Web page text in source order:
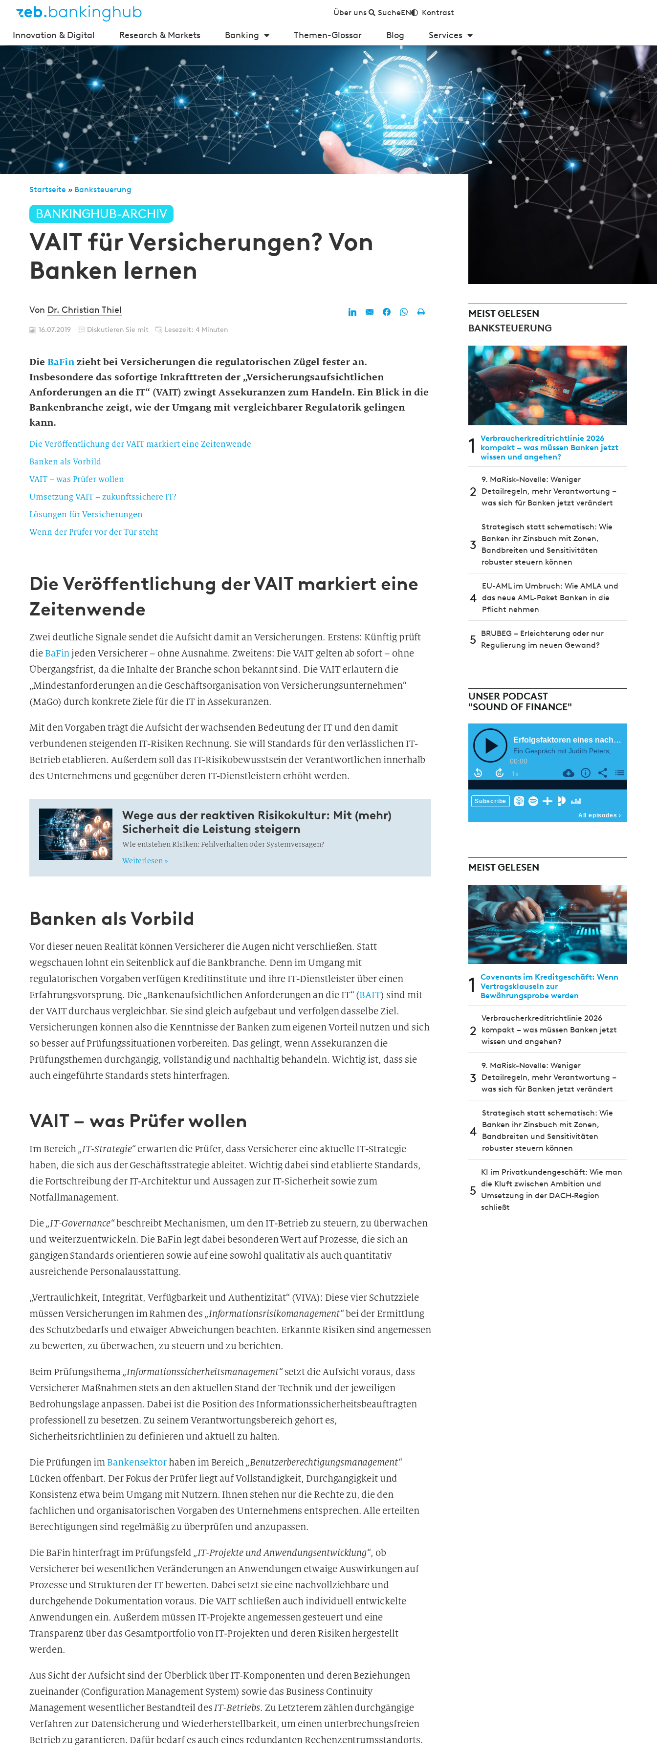
Über uns SucheEN Kontrast
Innovation & Digital Research & Markets Banking Themen-Glossar Blog Services
Startseite » Banksteuerung
BANKINGHUB-ARCHIV
VAIT für Versicherungen? Von
Banken lernen
Von Dr. Christian Thiel
16.07.2019 Diskutieren Sie mit Lesezeit: 4 Minuten
Die BaFin zieht bei Versicherungen die regulatorischen Zügel fester an.
Insbesondere das sofortige Inkrafttreten der „Versicherungsaufsichtlichen
Anforderungen an die IT“ (VAIT) zwingt Assekuranzen zum Handeln. Ein Blick in die
Bankenbranche zeigt, wie der Umgang mit vergleichbarer Regulatorik gelingen
kann.
Die Veröffentlichung der VAIT markiert eine Zeitenwende
Banken als Vorbild
VAIT – was Prüfer wollen
Umsetzung VAIT – zukunftssichere IT?
Lösungen für Versicherungen
Wenn der Prüfer vor der Tür steht
Die Veröffentlichung der VAIT markiert eine
Zeitenwende
Zwei deutliche Signale sendet die Aufsicht damit an Versicherungen. Erstens: Künftig prüft
die BaFin jeden Versicherer – ohne Ausnahme. Zweitens: Die VAIT gelten ab sofort – ohne
Übergangsfrist, da die Inhalte der Branche schon bekannt sind. Die VAIT erläutern die
„Mindestanforderungen an die Geschäftsorganisation von Versicherungsunternehmen“
(MaGo) durch konkrete Ziele für die IT in Assekuranzen.
Mit den Vorgaben trägt die Aufsicht der wachsenden Bedeutung der IT und den damit
verbundenen steigenden IT-Risiken Rechnung. Sie will Standards für den verlässlichen IT-
Betrieb etablieren. Außerdem soll das IT-Risikobewusstsein der Verantwortlichen innerhalb
des Unternehmens und gegenüber deren IT-Dienstleistern erhöht werden.
Wege aus der reaktiven Risikokultur: Mit (mehr)
Sicherheit die Leistung steigern
Wie entstehen Risiken: Fehlverhalten oder Systemversagen?
Weiterlesen »
Banken als Vorbild
Vor dieser neuen Realität können Versicherer die Augen nicht verschließen. Statt
wegschauen lohnt ein Seitenblick auf die Bankbranche. Denn im Umgang mit
regulatorischen Vorgaben verfügen Kreditinstitute und ihre IT-Dienstleister über einen
Erfahrungsvorsprung. Die „Bankenaufsichtlichen Anforderungen an die IT“ (BAIT) sind mit
der VAIT durchaus vergleichbar. Sie sind gleich aufgebaut und verfolgen dasselbe Ziel.
Versicherungen können also die Kenntnisse der Banken zum eigenen Vorteil nutzen und sich
so besser auf Prüfungssituationen vorbereiten. Das gelingt, wenn Assekuranzen die
Prüfungsthemen durchgängig, vollständig und nachhaltig behandeln. Wichtig ist, dass sie
auch eingeführte Standards stets hinterfragen.
VAIT – was Prüfer wollen
Im Bereich„IT-Strategie“erwarten die Prüfer, dass Versicherer eine aktuelle IT-Strategie
haben, die sich aus der Geschäftsstrategie ableitet. Wichtig dabei sind etablierte Standards,
die Fortschreibung der IT-Architektur und Aussagen zur IT-Sicherheit sowie zum
Notfallmanagement.
Die„IT-Governance“beschreibt Mechanismen, um den IT-Betrieb zu steuern, zu überwachen
und weiterzuentwickeln. Die BaFin legt dabei besonderen Wert auf Prozesse, die sich an
gängigen Standards orientieren sowie auf eine sowohl qualitativ als auch quantitativ
ausreichende Personalausstattung.
„Vertraulichkeit, Integrität, Verfügbarkeit und Authentizität“ (VIVA): Diese vier Schutzziele
müssen Versicherungen im Rahmen des „Informationsrisikomanagement“bei der Ermittlung
des Schutzbedarfs und etwaiger Abweichungen beachten. Erkannte Risiken sind angemessen
zu bewerten, zu überwachen, zu steuern und zu berichten.
Beim Prüfungsthema„Informationssicherheitsmanagement“setzt die Aufsicht voraus, dass
Versicherer Maßnahmen stets an den aktuellen Stand der Technik und der jeweiligen
Bedrohungslage anpassen. Dabei ist die Position des Informationssicherheitsbeauftragten
professionell zu besetzen. Zu seinem Verantwortungsbereich gehört es,
Sicherheitsrichtlinien zu definieren und aktuell zu halten.
Die Prüfungen im Bankensektor haben im Bereich„Benutzerberechtigungsmanagement“
Lücken offenbart. Der Fokus der Prüfer liegt auf Vollständigkeit, Durchgängigkeit und
Konsistenz etwa beim Umgang mit Nutzern. Ihnen stehen nur die Rechte zu, die den
fachlichen und organisatorischen Vorgaben des Unternehmens entsprechen. Alle erteilten
Berechtigungen sind regelmäßig zu überprüfen und anzupassen.
Die BaFin hinterfragt im Prüfungsfeld „IT-Projekte und Anwendungsentwicklung“, ob
Versicherer bei wesentlichen Veränderungen an Anwendungen etwaige Auswirkungen auf
Prozesse und Strukturen der IT bewerten. Dabei setzt sie eine nachvollziehbare und
durchgehende Dokumentation voraus. Die VAIT schließen auch individuell entwickelte
Anwendungen ein. Außerdem müssen IT-Projekte angemessen gesteuert und eine
Transparenz über das Gesamtportfolio von IT-Projekten und deren Risiken hergestellt
werden.
Aus Sicht der Aufsicht sind der Überblick über IT-Komponenten und deren Beziehungen
zueinander (Configuration Management System) sowie das Business Continuity
Management wesentlicher Bestandteil desIT-Betriebs. Zu Letzterem zählen durchgängige
Verfahren zur Datensicherung und Wiederherstellbarkeit, um einen unterbrechungsfreien
Betrieb zu garantieren. Dafür bedarf es auch eines redundanten Rechenzentrumsstandorts.
MEIST GELESEN
BANKSTEUERUNG
1
Verbraucherkreditrichtlinie 2026
kompakt – was müssen Banken jetzt
wissen und angehen?
2
9. MaRisk-Novelle: Weniger
Detailregeln, mehr Verantwortung –
was sich für Banken jetzt verändert
3
Strategisch statt schematisch: Wie
Banken ihr Zinsbuch mit Zonen,
Bandbreiten und Sensitivitäten
robuster steuern können
4
EU-AML im Umbruch: Wie AMLA und
das neue AML-Paket Banken in die
Pflicht nehmen
5
BRUBEG – Erleichterung oder nur
Regulierung im neuen Gewand?
UNSER PODCAST
"SOUND OF FINANCE"
MEIST GELESEN
1
Covenants im Kreditgeschäft: Wenn
Vertragsklauseln zur
Bewährungsprobe werden
2
Verbraucherkreditrichtlinie 2026
kompakt – was müssen Banken jetzt
wissen und angehen?
3
9. MaRisk-Novelle: Weniger
Detailregeln, mehr Verantwortung –
was sich für Banken jetzt verändert
4
Strategisch statt schematisch: Wie
Banken ihr Zinsbuch mit Zonen,
Bandbreiten und Sensitivitäten
robuster steuern können
5
KI im Privatkundengeschäft: Wie man
die Kluft zwischen Ambition und
Umsetzung in der DACH‑Region
schließt